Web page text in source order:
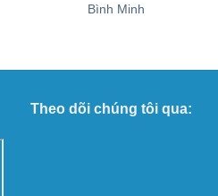
Bình Minh
Theo dõi chúng tôi qua: